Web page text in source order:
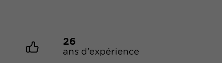
26
ans d'expérience